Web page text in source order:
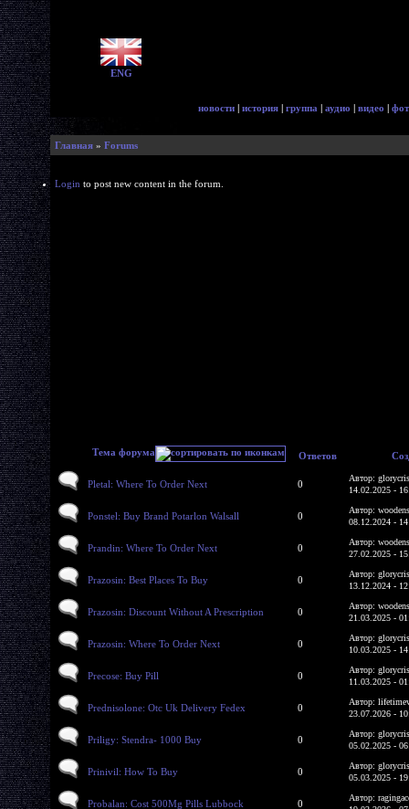
ENG
новости | история | группа | аудио | видео |
Главная » Forums
Login to post new content in the forum.
Тема форума Ответов
Pletal: Where To Order Next 0
Автор:
14.02.2025 -
Ponstel: Buy Brand Potarlon Walsall 0
Автор:
08.12.2024 -
Prandin: Where To Order Next 0
Автор:
27.02.2025 -
Prazosin: Best Places To Buy 0
Автор:
13.12.2024 -
Prazosin: Discount Without A Prescription 0
Автор:
21.03.2025 -
Prazosin: Where To Order Next 0
Автор:
10.03.2025 -
Precose: Buy Pill 0
Автор:
11.03.2025 -
Prednisolone: Otc Uk Delivery Fedex 0
Автор:
23.07.2026 -
Priligy: Stendra- 1000 Buy 0
Автор:
05.02.2025 -
Prinivil: How To Buy 0
Автор:
05.03.2025 -
Probalan: Cost 500Mg Pills Lubbock 0
Автор: